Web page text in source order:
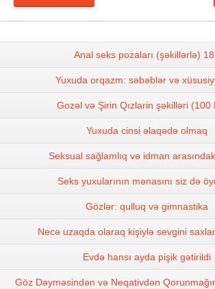
Anal seks pozaları (şəkillərlə)
Yuxuda orqazm: səbəblər və
Gozəl və Şirin Qızlarin şəkilləri (100
Yuxuda cinsi əlaqədə olmaq
Seksual sağlamlıq və idman
Seks yuxularının mənasını siz də
Gözlər: qulluq və gimnastika
Necə uzaqda olaraq kişiylə sevgini
Evdə hansı ayda pişik gətirildi
Göz Dəyməsindən və Neqativdən